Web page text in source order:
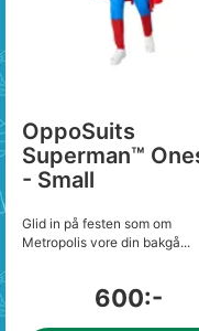
OppoSuits
Superman™
- Small
Glid in på festen som om
Metropolis vore din bakgå...
600:-